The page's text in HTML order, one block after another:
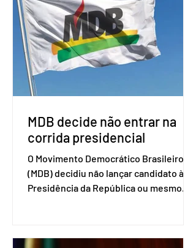
associados. “Decidimos criar um grupo
de trabalho que vai identificar
sensibilidades dos dois lados e evitar
que elas sejam um empecilho para a
retomada das negociações de um
acordo do Mercosul com a Coreia”,
disse o presiden
MDB decide não entrar na
corrida presidencial
O Movimento Democrático Brasileiro
(MDB) decidiu não lançar candidato à
Presidência da República ou mesmo